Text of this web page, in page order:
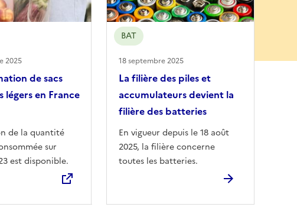
de sacs
légers en France
de la quantité
sur
est disponible.
2025
La filière des piles et
accumulateurs devient la
filière des batteries
En vigueur depuis le 18 août
2025, la filière concerne
toutes les batteries.
18 septembre 2025
BAT